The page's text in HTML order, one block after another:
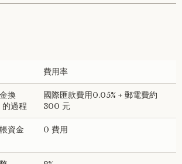
費用率
換
過程
國際匯款費用0.05% + 郵電費約
300 元
資金
0 費用